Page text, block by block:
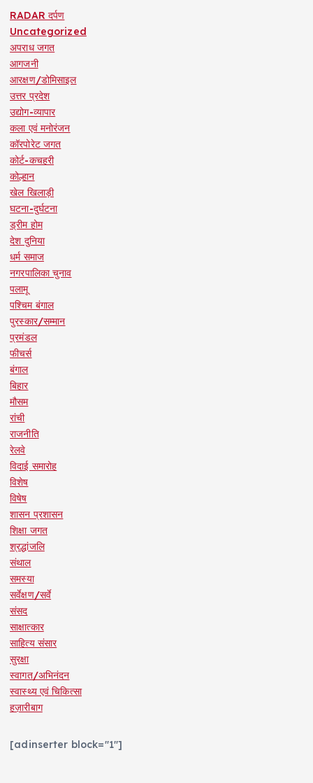
RADAR दर्पण
Uncategorized
अपराध जगत
आगजनी
आरक्षण/डोमिसाइल
उत्तर प्रदेश
उद्योग-व्यापार
कला एवं मनोरंजन
कॉरपोरेट जगत
कोर्ट-कचहरी
कोल्हान
खेल खिलाड़ी
घटना-दुर्घटना
ड्रीम होम
देश दुनिया
धर्म समाज
नगरपालिका चुनाव
पलामू
पश्चिम बंगाल
पुरस्कार/सम्मान
प्रमंडल
फीचर्स
बंगाल
बिहार
मौसम
रांची
राजनीति
रेलवे
विदाई समारोह
विशेष
विषेष
शासन प्रशासन
शिक्षा जगत
श्रद्धांजलि
संथाल
समस्या
सर्वेक्षण/सर्वे
संसद
साक्षात्कार
साहित्य संसार
सुरक्षा
स्वागत/अभिनंदन
स्वास्थ्य एवं चिकित्सा
हज़ारीबाग
[adinserter block="1"]